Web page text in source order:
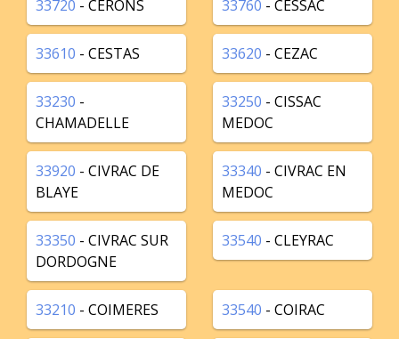
33720 - CERONS 33760 - CESSAC
33610 - CESTAS 33620 - CEZAC
33230 -
CHAMADELLE
33250 - CISSAC
MEDOC
33920 - CIVRAC DE
BLAYE
33340 - CIVRAC EN
MEDOC
33350 - CIVRAC SUR
DORDOGNE
33540 - CLEYRAC
33210 - COIMERES 33540 - COIRAC